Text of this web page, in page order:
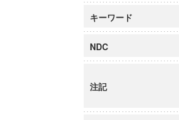
キーワード
NDC
注記